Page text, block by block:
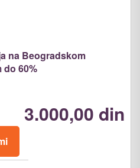
na Beogradskom
60%
3.000,00 din